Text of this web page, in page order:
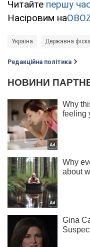
Читайте першу
Насіровим на
Україна Державна
Редакційна політика